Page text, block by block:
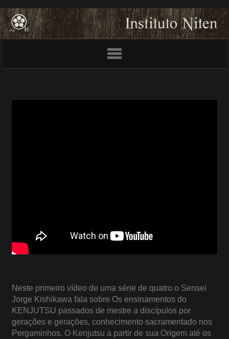
Neste primeiro vídeo de uma série de quatro o Sensei
Jorge Kishikawa fala sobre Os ensinamentos do
KENJUTSU passados de mestre a discípulos por
gerações e gerações, conhecimento sacramentado nos
Pergaminhos. O Kenjutsu a partir de sua Origem até os